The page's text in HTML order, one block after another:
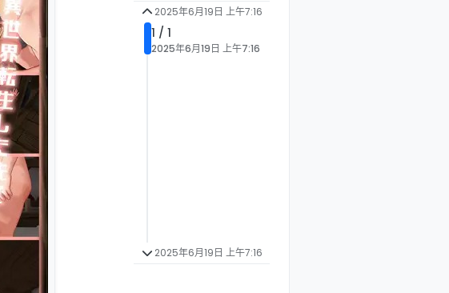
2025年6月19日 上午7:16
1 / 1
2025年6月19日 上午7:16
2025年6月19日 上午7:16